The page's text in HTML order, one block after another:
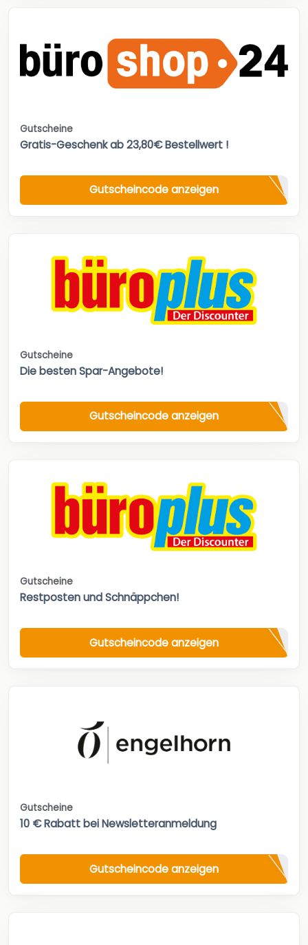
Gutscheine
Gratis-Geschenk ab 23,80€ Bestellwert !
Gutscheincode anzeigen
Gutscheine
Die besten Spar-Angebote!
Gutscheincode anzeigen
Gutscheine
Restposten und Schnäppchen!
Gutscheincode anzeigen
Gutscheine
10 € Rabatt bei Newsletteranmeldung
Gutscheincode anzeigen